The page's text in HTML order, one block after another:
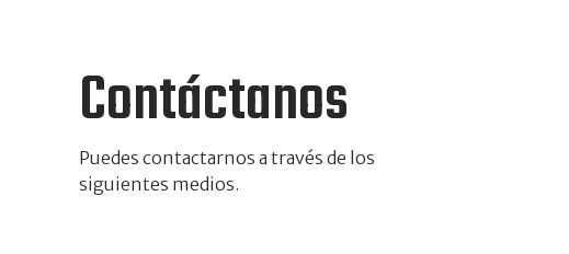
Contáctanos
Puedes contactarnos a través de los
siguientes medios.